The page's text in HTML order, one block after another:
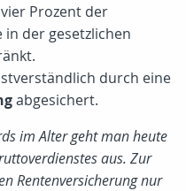
Prozent der
in der gesetzlichen
durch eine
abgesichert.
im Alter geht man heute
aus. Zur
Rentenversicherung nur